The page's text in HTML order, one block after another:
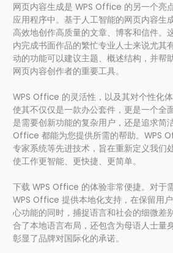
网页内容生成是 WPS Office 的另一个亮
应用程序中。基于人工智能的网页内容生
高效地创作高质量的文章、博客和信件。
内完成书面作品的繁忙专业人士来说尤其
动的功能可以建议主题、概述结构，并帮
网页内容创作者的重要工具。
WPS Office 的灵活性，以及其对个性化
使其不仅仅是一款办公套件，更是一个全
是需要创新功能的复杂用户，还是追求简
Office 都能为您提供所需的帮助。WPS
专家系统等先进技术，旨在重新定义我们
使工作更智能、更快捷、更简单。
下载 WPS Office 的体验非常便捷。对于
WPS Office 提供本地化支持，在保留用
心功能的同时，捕捉语言和社会的细微差
合了本地语言布局，还包含为母语人士量
彰显了品牌对国际化的承诺。